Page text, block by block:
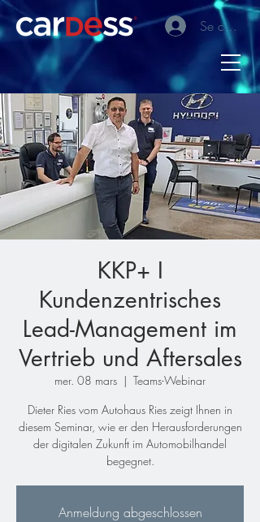
Se connecter
KKP+ I
Kundenzentrisches
Lead-Management im
Vertrieb und Aftersales
mer. 08 mars
  |
Teams-Webinar
Dieter Ries vom Autohaus Ries zeigt Ihnen in
diesem Seminar, wie er den Herausforderungen
der digitalen Zukunft im Automobilhandel
begegnet.
Anmeldung abgeschlossen